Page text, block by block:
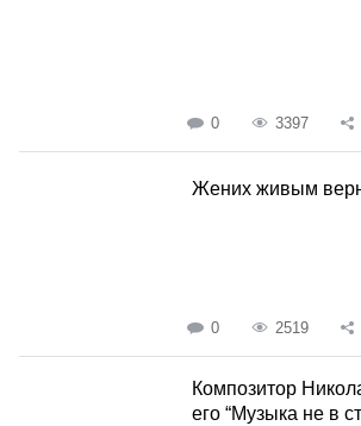
0 3397
Жених живым
0 2519
Композитор
его “Музыка не в